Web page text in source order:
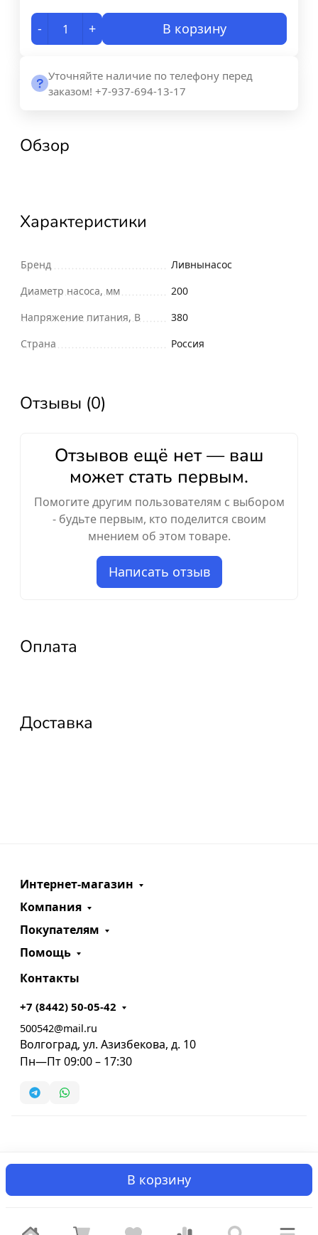
В корзину
- + В корзину
Уточняйте наличие по телефону перед
заказом! +7-937-694-13-17
Обзор
Характеристики
Бренд
Ливнынасос
Диаметр насоса, мм
200
Напряжение питания, В
380
Страна
Россия
Отзывы (0)
Отзывов ещё нет — ваш
может стать первым.
Помогите другим пользователям с выбором
- будьте первым, кто поделится своим
мнением об этом товаре.
Написать отзыв
Оплата
Доставка
Интернет-магазин
Компания
Покупателям
Помощь
Контакты
+7 (8442) 50-05-42
500542@mail.ru
Волгоград, ул. Азизбекова, д. 10
Пн—Пт 09:00 – 17:30